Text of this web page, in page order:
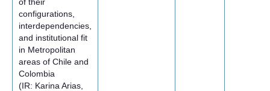
configurations,
interdependencies,
and institutional fit
in Metropolitan
areas of Chile and
Colombia
(IR: Karina Arias,